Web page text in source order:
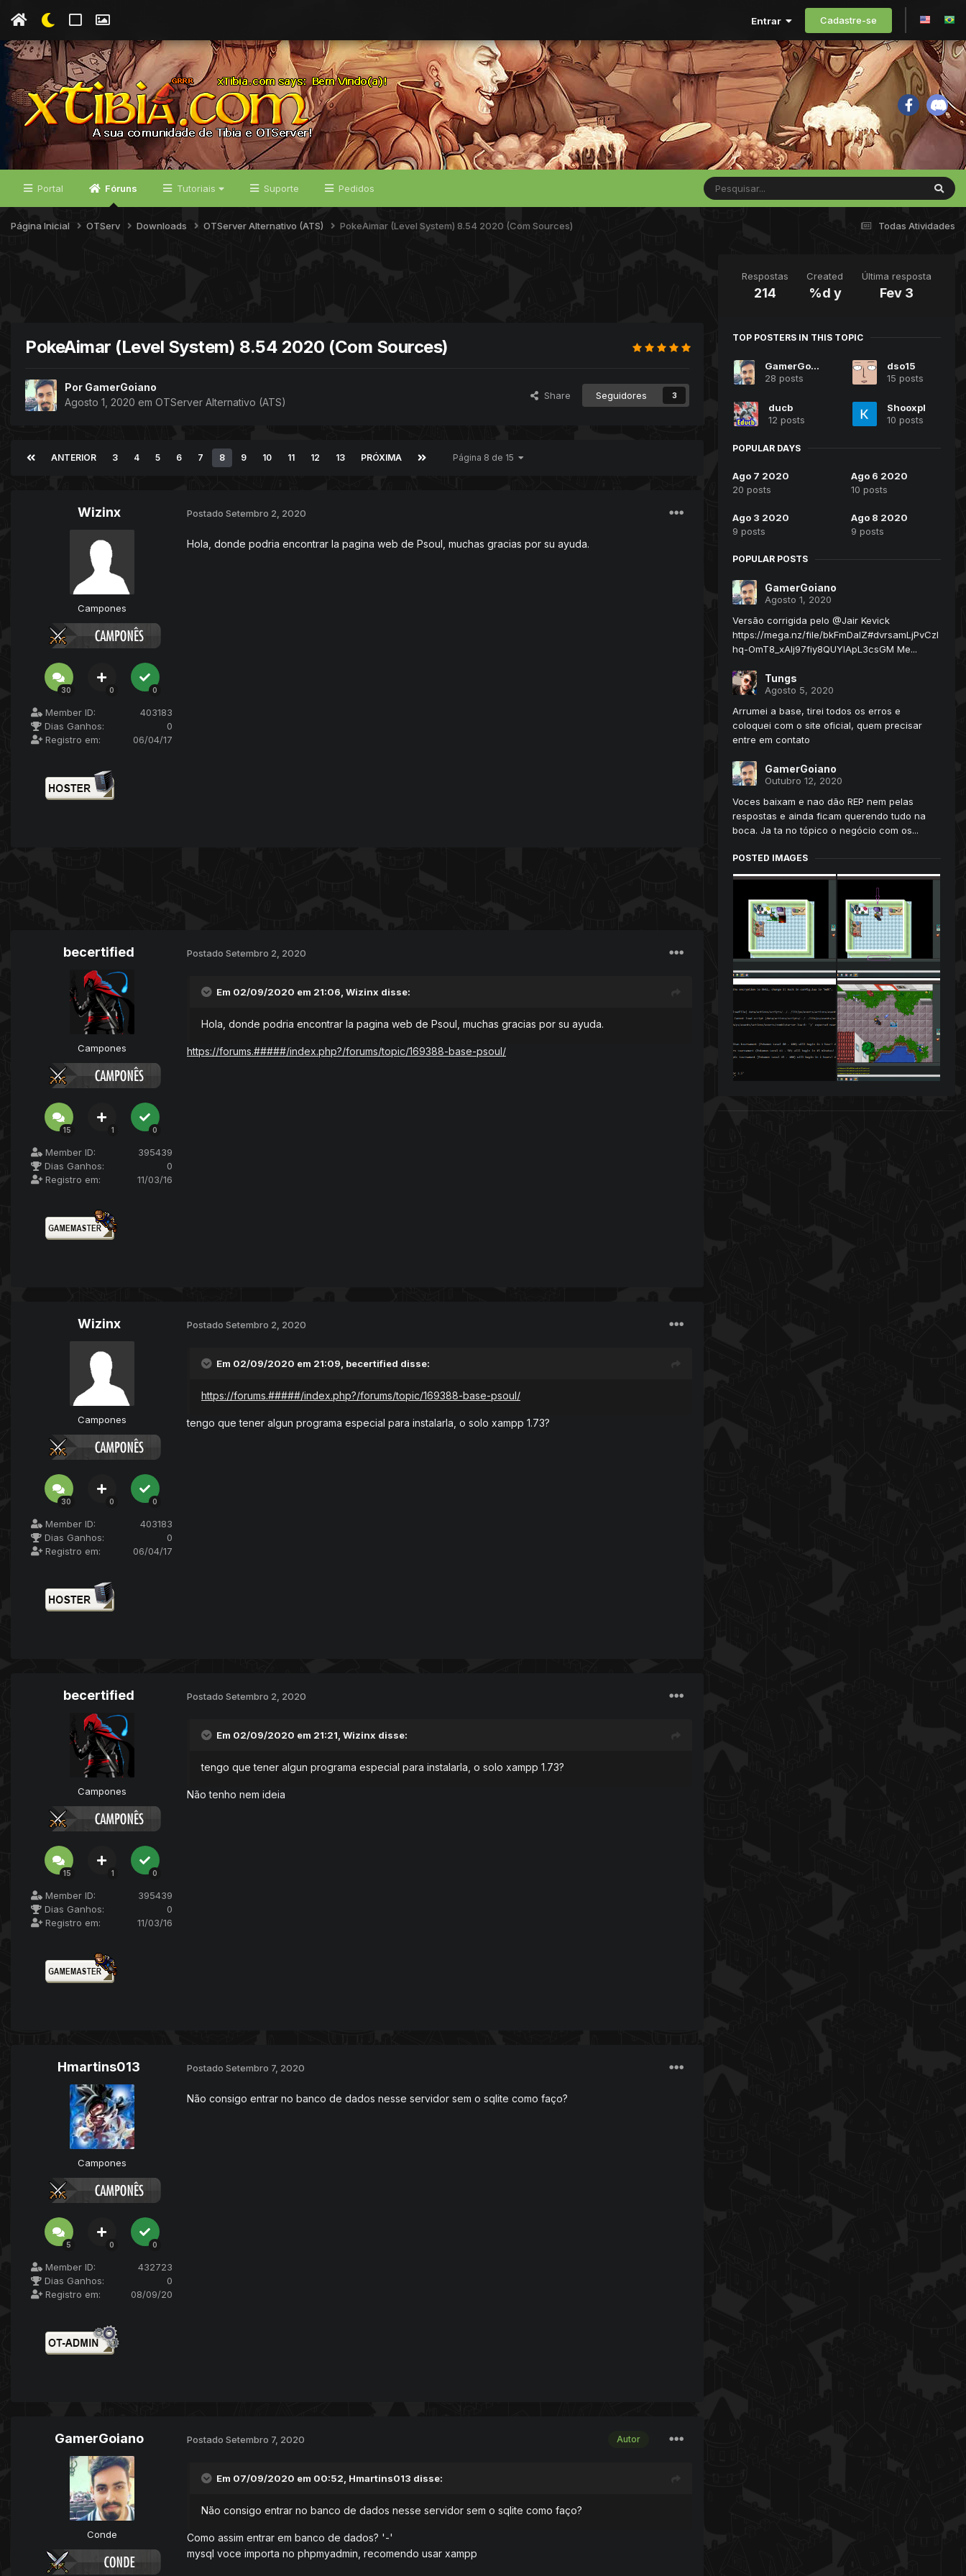
Entrar Cadastre-se
Portal Fóruns Tutoriais Suporte Pedidos
Todas Atividades
Página Inicial OTServ Downloads OTServer Alternativo (ATS) PokeAimar (Level System) 8.54 2020 (Com Sources)
PokeAimar (Level System) 8.54 2020 (Com Sources)
Por GamerGoiano
Agosto 1, 2020 em OTServer Alternativo (ATS)
Share Seguidores 3
ANTERIOR 3 4 5 6 7 8 9 10 11 12 13 PRÓXIMA Página 8 de 15
Wizinx
Campones
30 0 0
Member ID:
403183
Dias Ganhos:
0
Registro em:
06/04/17
Postado Setembro 2, 2020
Hola, donde podria encontrar la pagina web de Psoul, muchas gracias por su ayuda.
becertified
Campones
15 1 0
Member ID:
395439
Dias Ganhos:
0
Registro em:
11/03/16
Postado Setembro 2, 2020
Em 02/09/2020 em 21:06, Wizinx disse:
Hola, donde podria encontrar la pagina web de Psoul, muchas gracias por su ayuda.
https://forums.#####/index.php?/forums/topic/169388-base-psoul/
Wizinx
Campones
30 0 0
Member ID:
403183
Dias Ganhos:
0
Registro em:
06/04/17
Postado Setembro 2, 2020
Em 02/09/2020 em 21:09, becertified disse:
https://forums.#####/index.php?/forums/topic/169388-base-psoul/
tengo que tener algun programa especial para instalarla, o solo xampp 1.73?
becertified
Campones
15 1 0
Member ID:
395439
Dias Ganhos:
0
Registro em:
11/03/16
Postado Setembro 2, 2020
Em 02/09/2020 em 21:21, Wizinx disse:
tengo que tener algun programa especial para instalarla, o solo xampp 1.73?
Não tenho nem ideia
Hmartins013
Campones
5 0 0
Member ID:
432723
Dias Ganhos:
0
Registro em:
08/09/20
Postado Setembro 7, 2020
Não consigo entrar no banco de dados nesse servidor sem o sqlite como faço?
GamerGoiano
Conde
Autor
Postado Setembro 7, 2020
Em 07/09/2020 em 00:52, Hmartins013 disse:
Não consigo entrar no banco de dados nesse servidor sem o sqlite como faço?
Como assim entrar em banco de dados? '-'
mysql voce importa no phpmyadmin, recomendo usar xampp
Respostas
214
Created
%d y
Última resposta
Fev 3
TOP POSTERS IN THIS TOPIC
GamerGoiano
28 posts
dso15
15 posts
ducb
12 posts
Shooxpl
10 posts
POPULAR DAYS
Ago 7 2020
20 posts
Ago 6 2020
10 posts
Ago 3 2020
9 posts
Ago 8 2020
9 posts
POPULAR POSTS
GamerGoiano
Agosto 1, 2020
Versão corrigida pelo @Jair Kevick
https://mega.nz/file/bkFmDaIZ#dvrsamLjPvCzI
hq-OmT8_xAlj97fiy8QUYIApL3csGM Me...
Tungs
Agosto 5, 2020
Arrumei a base, tirei todos os erros e
coloquei com o site oficial, quem precisar
entre em contato
GamerGoiano
Outubro 12, 2020
Voces baixam e nao dão REP nem pelas
respostas e ainda ficam querendo tudo na
boca. Ja ta no tópico o negócio com os...
POSTED IMAGES